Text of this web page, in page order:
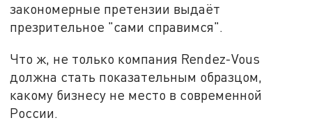
закономерные претензии выдаёт
презрительное "сами справимся".
Что ж, не только компания Rendez-Vous
должна стать показательным образцом,
какому бизнесу не место в современной
России.